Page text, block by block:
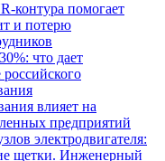
контура помогает
и потерю
что дает
влияет на
предприятий
электродвигателя:
щетки. Инженерный